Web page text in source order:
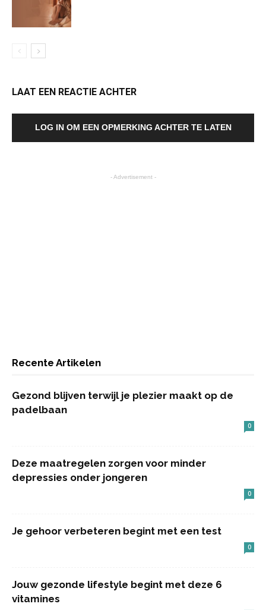
LAAT EEN REACTIE ACHTER
LOG IN OM EEN OPMERKING ACHTER TE LATEN
- Advertisement -
Recente Artikelen
Gezond blijven terwijl je plezier maakt op de
padelbaan
0
Deze maatregelen zorgen voor minder
depressies onder jongeren
0
Je gehoor verbeteren begint met een test
0
Jouw gezonde lifestyle begint met deze 6
vitamines